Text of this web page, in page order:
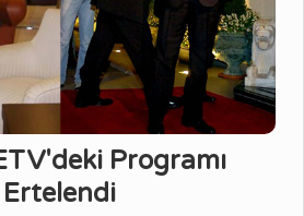
Programı
Ertelendi